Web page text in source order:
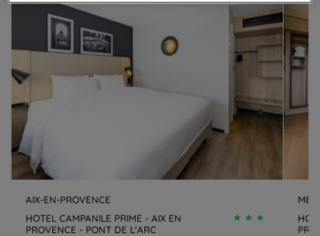
AIX-EN-PROVENCE
HOTEL CAMPANILE PRIME - AIX EN
PROVENCE - PONT DE L'ARC